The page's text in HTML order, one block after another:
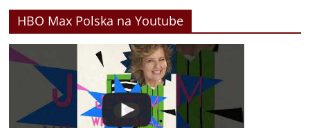
HBO Max Polska na Youtube